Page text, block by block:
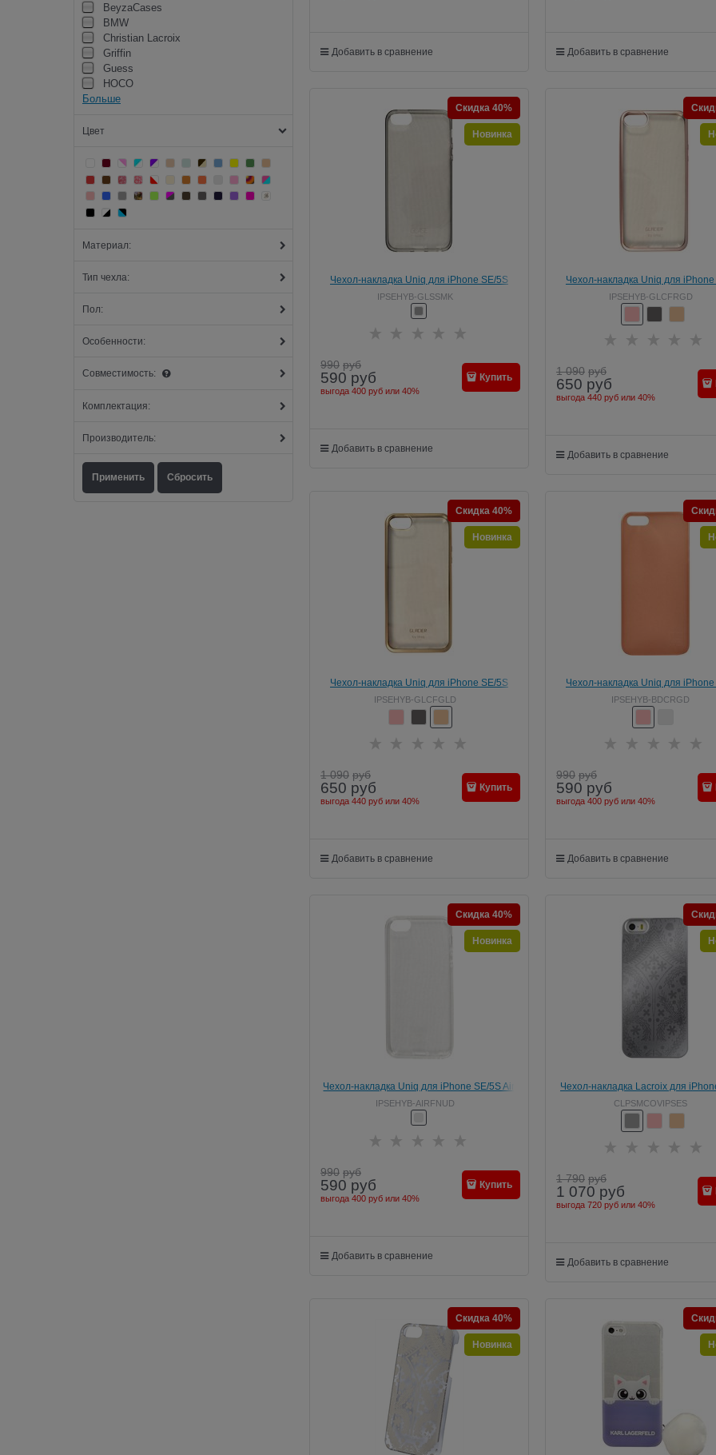
BeyzaCases
BMW
Christian Lacroix
Griffin
Guess
HOCO
Больше
Цвет
Материал:
Тип чехла:
Пол:
Особенности:
Совместимость:
Комплектация:
Производитель:
Добавить в сравнение Добавить в сравнение
Чехол-накладка Uniq для iPhone SE/5S
Glase Grey (Цвет: Серый)
IPSEHYB-GLSSMK
Скидка 40%
Новинка
990 руб
590 руб
выгода 400 руб или 40%
Купить
Добавить в сравнение
Чехол-накладка Uniq для iPhone
Glacier Frost Rose gold (Цвет:
золото)
IPSEHYB-GLCFRGD
1 090 руб
650 руб
выгода 440 рубили 40%
Добавить в сравнение
Чехол-накладка Uniq для iPhone SE/5S
Glacier Frost Gold (Цвет: Золотой)
IPSEHYB-GLCFGLD
Скидка 40%
Новинка
1 090 руб
650 руб
выгода 440 руб или 40%
Купить
Добавить в сравнение
Чехол-накладка Uniq для iPhone
Bodycon Rose gold (Цвет: Розовое
IPSEHYB-BDCRGD
990 руб
590 руб
выгода 400 рубили 40%
Добавить в сравнение
Чехол-накладка Uniq для iPhone SE/5S Air
Fender Transparent (Цвет: Прозрачный)
IPSEHYB-AIRFNUD
Скидка 40%
Новинка
990 руб
590 руб
выгода 400 руб или 40%
Купить
Добавить в сравнение
Чехол-накладка Lacroix для
Paseo transparent Hard Silver
CLPSMCOVIPSES
1 790 руб
1 070 руб
выгода 720 рубили 40%
Добавить в сравнение
Скидка 40%
Новинка